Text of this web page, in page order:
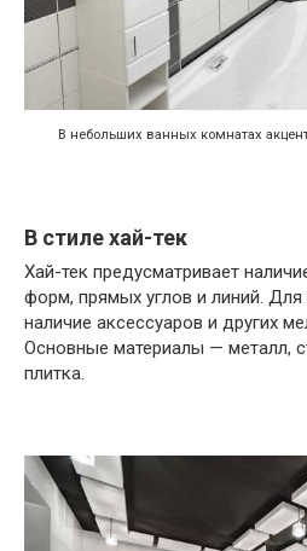
В небольших ванных комнатах
В стиле хай-тек
Хай-тек предусматривает
форм, прямых углов и линий. Для
наличие аксессуаров и других
Основные материалы — металл,
плитка.